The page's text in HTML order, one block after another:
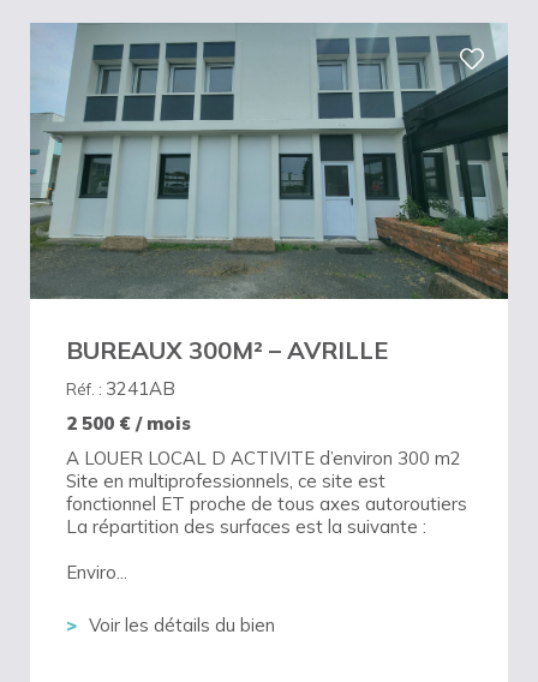
BUREAUX 300M² – AVRILLE
Réf. : 3241AB
2 500 € / mois
A LOUER LOCAL D ACTIVITE d’environ 300 m2
Site en multiprofessionnels, ce site est
fonctionnel ET proche de tous axes autoroutiers
La répartition des surfaces est la suivante :
Enviro...
Voir les détails du bien